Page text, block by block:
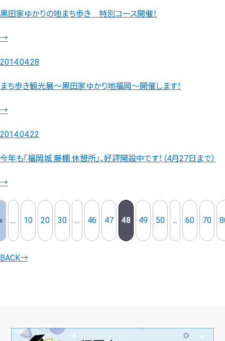
黒田家ゆかりの地まち歩き 特別コース開催！
→
2014.04.28
まち歩き観光展～黒田家ゆかり地福岡～開催します！
→
2014.04.22
今年も「福岡城 藤棚 休憩所」、好評開設中です！（4月27日まで）
→
... 10 20 30 ... 46 47 48 49 50 ... 60 70
BACK→